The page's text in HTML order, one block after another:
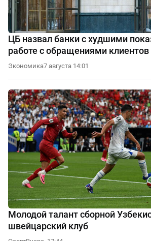
ЦБ назвал банки с худшими
работе с обращениями клиентов
Экономика7 августа 14:01
Молодой талант сборной
швейцарский клуб